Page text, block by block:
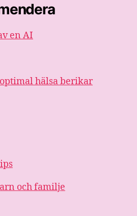
en AI
hälsa berikar
och familje